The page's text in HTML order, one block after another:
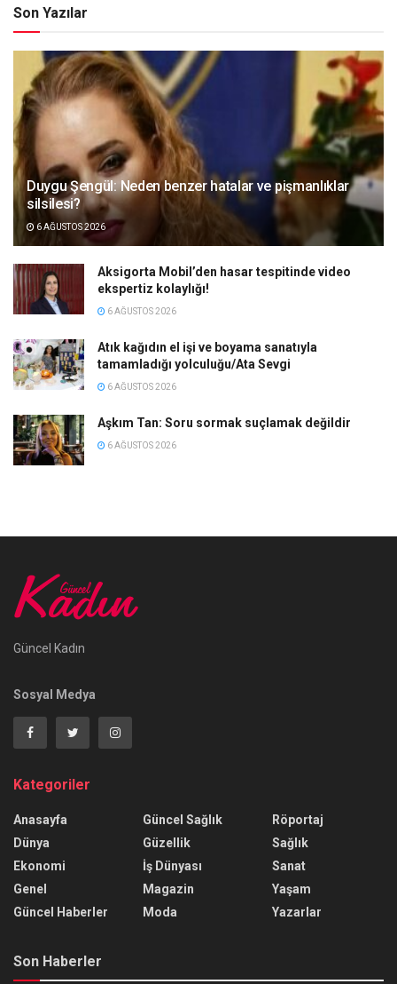
Son Yazılar
Duygu Şengül: Neden benzer hatalar ve pişmanlıklar
silsilesi?
6 AĞUSTOS 2026
Aksigorta Mobil’den hasar tespitinde video
ekspertiz kolaylığı!
6 AĞUSTOS 2026
Atık kağıdın el işi ve boyama sanatıyla
tamamladığı yolculuğu/Ata Sevgi
6 AĞUSTOS 2026
Aşkım Tan: Soru sormak suçlamak değildir
6 AĞUSTOS 2026
Güncel Kadın
Sosyal Medya
Kategoriler
Anasayfa
Dünya
Ekonomi
Genel
Güncel Haberler
Güncel Sağlık
Güzellik
İş Dünyası
Magazin
Moda
Röportaj
Sağlık
Sanat
Yaşam
Yazarlar
Son Haberler